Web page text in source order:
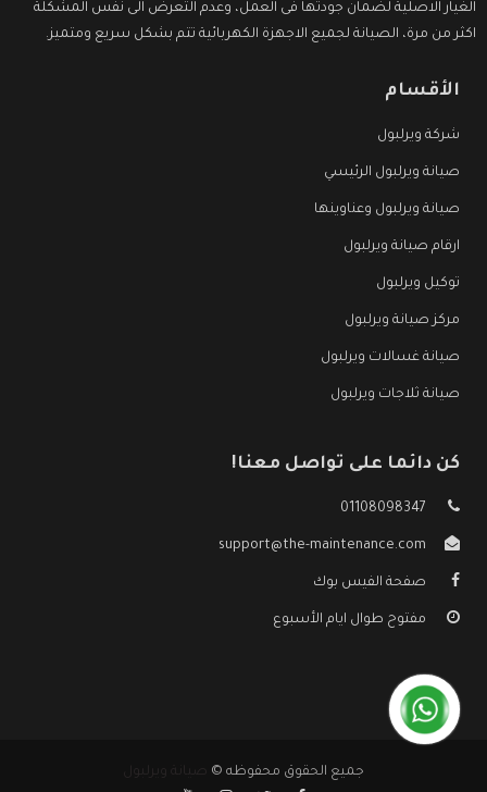
الغيار الاصلية لضمان جودتها فى العمل، وعدم التعرض الى نفس المشكلة
اكثر من مرة، الصيانة لجميع الاجهزة الكهربائية تتم بشكل سريع ومتميز.
الأقسام
شركة ويرلبول
صيانة ويرلبول الرئيسي
صيانة ويرلبول وعناوينها
ارقام صيانة ويرلبول
توكيل ويرلبول
مركز صيانة ويرلبول
صيانة غسالات ويرلبول
صيانة ثلاجات ويرلبول
كن دائما على تواصل معنا!
01108098347
support@the-maintenance.com
صفحة الفيس بوك
مفتوح طوال ايام الأسبوع
جميع الحقوق محفوظه © صيانة ويرلبول